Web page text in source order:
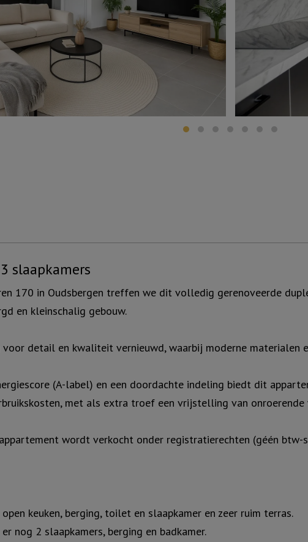
slaapkamers
170 in Oudsbergen treffen we dit volledig gerenoveerde
en kleinschalig gebouw.
detail en kwaliteit vernieuwd, waarbij moderne materialen
(A-label) en een doordachte indeling biedt dit
met als extra troef een vrijstelling van
wordt verkocht onder registratierechten (géén btw-
keuken, berging, toilet en slaapkamer en zeer ruim terras.
nog 2 slaapkamers, berging en badkamer.